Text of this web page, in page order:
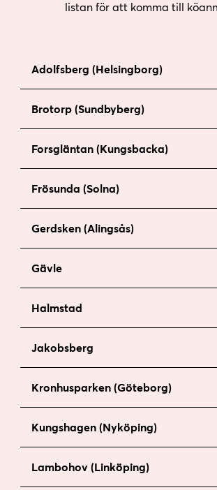
listan för att komma till
Adolfsberg (Helsingborg)
Brotorp (Sundbyberg)
Forsgläntan (Kungsbacka)
Frösunda (Solna)
Gerdsken (Alingsås)
Gävle
Halmstad
Jakobsberg
Kronhusparken (Göteborg)
Kungshagen (Nyköping)
Lambohov (Linköping)